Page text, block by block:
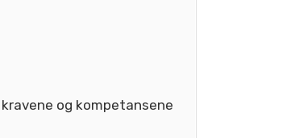
og kompetansene